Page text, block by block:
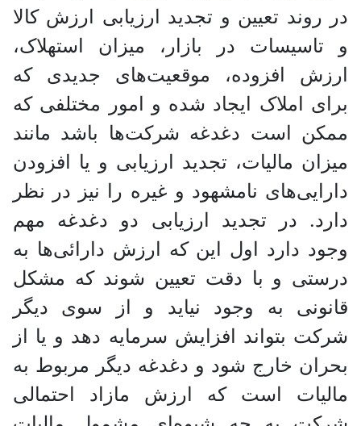
در روند تعیین و تجدید ارزیابی ارزش کالا
و تاسیسات در بازار، میزان استهلاک،
ارزش افزوده، موقعیت‌های جدیدی که
برای املاک ایجاد شده و امور مختلفی که
ممکن است دغدغه شرکت‌ها باشد مانند
میزان مالیات، تجدید ارزیابی و یا افزودن
دارایی‌های نامشهود و غیره را نیز در نظر
دارد. در تجدید ارزیابی دو دغدغه مهم
وجود دارد اول این که ارزش دارائی‌ها به
درستی و با دقت تعیین شوند که مشکل
قانونی به وجود نیاید و از سوی دیگر
شرکت بتواند افزایش سرمایه دهد و یا از
بحران خارج شود و دغدغه دیگر مربوط به
مالیات است که ارزش مازاد احتمالی